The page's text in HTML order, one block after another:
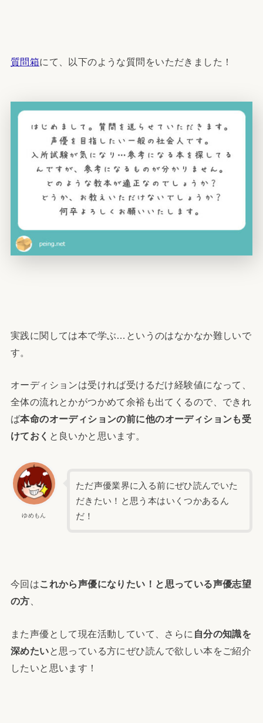
質問箱にて、以下のような質問をいただきました！
実践に関しては本で学ぶ…というのはなかなか難しいで
す。
オーディションは受ければ受けるだけ経験値になって、
全体の流れとかがつかめて余裕も出てくるので、できれ
ば本命のオーディションの前に他のオーディションも受
けておく と良いかと思います。
ゆめもん
ただ声優業界に入る前にぜひ読んでいた
だきたい！と思う本はいくつかあるん
だ！
今回はこれから声優になりたい！と思っている声優志望
の方
また声優として現在活動していて、さらに 自分の知識を
深めたいと思っている方にぜひ読んで欲しい本をご紹介
したいと思います！